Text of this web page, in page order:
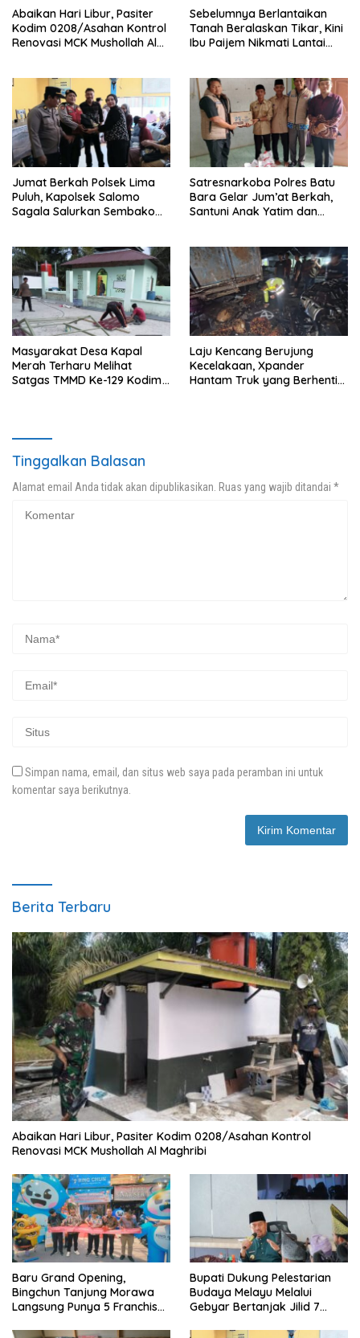
Abaikan Hari Libur, Pasiter
Kodim 0208/Asahan Kontrol
Renovasi MCK Mushollah Al
Sebelumnya Berlantaikan
Tanah Beralaskan Tikar, Kini
Ibu Paijem Nikmati Lantai
0208/Asahan
Jumat Berkah Polsek Lima
Puluh, Kapolsek Salomo
Sagala Salurkan Sembako
Satresnarkoba Polres Batu
Bara Gelar Jum’at Berkah,
Santuni Anak Yatim dan
Masyarakat Desa Kapal
Merah Terharu Melihat
Satgas TMMD Ke-129 Kodim
Laju Kencang Berujung
Kecelakaan, Xpander
Hantam Truk yang Berhenti
Tinggalkan Balasan
Alamat email Anda tidak akan dipublikasikan. Ruas yang wajib ditandai *
Simpan nama, email, dan situs web saya pada peramban ini untuk
komentar saya berikutnya.
Berita Terbaru
Abaikan Hari Libur, Pasiter Kodim 0208/Asahan Kontrol
Renovasi MCK Mushollah Al Maghribi
‎Baru Grand Opening,
Bingchun Tanjung Morawa
Langsung Punya 5 Franchise
Bupati Dukung Pelestarian
Budaya Melayu Melalui
Gebyar Bertanjak Jilid 7